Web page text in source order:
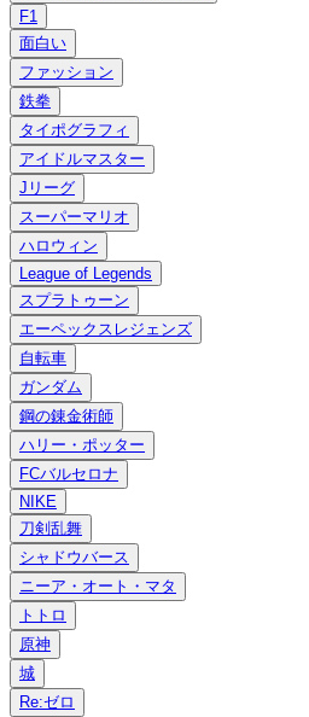
F1
面白い
ファッション
鉄拳
タイポグラフィ
アイドルマスター
Jリーグ
スーパーマリオ
ハロウィン
League of Legends
スプラトゥーン
エーペックスレジェンズ
自転車
ガンダム
鋼の錬金術師
ハリー・ポッター
FCバルセロナ
NIKE
刀剣乱舞
シャドウバース
ニーア・オート・マタ
トトロ
原神
城
Re:ゼロ